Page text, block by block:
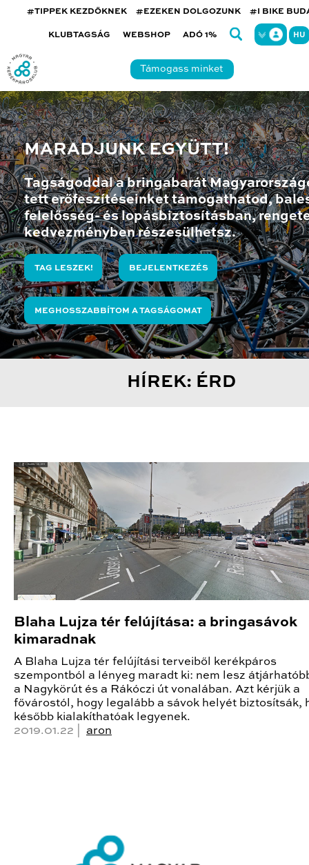
#TIPPEK KEZDŐKNEK #EZEKEN DOLGOZUNK #I BIKE
KLUBTAGSÁG WEBSHOP ADÓ 1% HU
Támogass minket
MARADJUNK EGYÜTT!
Tagságoddal a bringabarát
tett erőfeszítéseinket támogathatod,
felelősség- és lopásbiztosításban,
kedvezményben részesülhetsz.
TAG LESZEK! BEJELENTKEZÉS
MEGHOSSZABBÍTOM A TAGSÁGOMAT
HÍREK: ÉRD
Blaha Lujza tér felújítása: a bringasávok
kimaradnak
A Blaha Lujza tér felújítási terveiből kerékpáros
szempontból a lényeg maradt ki: nem lesz
a Nagykörút és a Rákóczi út vonalában. Azt kérjük a
fővárostól, hogy legalább a sávok helyét biztosítsák,
később kialakíthatóak legyenek.
2019.01.22 | aron